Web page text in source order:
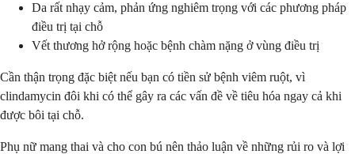
Da rất nhạy cảm, phản ứng nghiêm trọng với các phương pháp
điều trị tại chỗ
Vết thương hở rộng hoặc bệnh chàm nặng ở vùng điều trị
Cần thận trọng đặc biệt nếu bạn có tiền sử bệnh viêm ruột, vì
clindamycin đôi khi có thể gây ra các vấn đề về tiêu hóa ngay cả khi
được bôi tại chỗ.
Phụ nữ mang thai và cho con bú nên thảo luận về những rủi ro và lợi